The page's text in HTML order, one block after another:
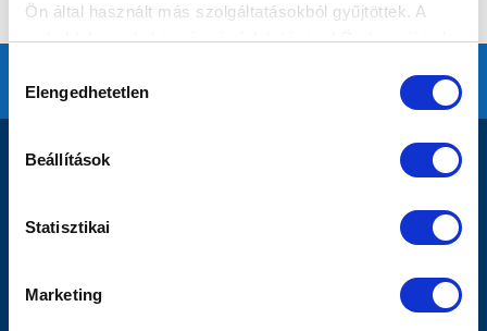
Ön által használt más szolgáltatásokból gyűjtöttek. A
weboldalon való böngészés folytatásával Ön hozzájárul a
kiválasztása
Elengedhetetlen
Beállítások
Statisztikai
Marketing
ALAPÍTVÁNY_SFP_KERELEM_2021-2022
SÁNDOR KÁROLY IFJÚSÁGI SPORT ALAPÍTVÁNY SFP
2021-2022 MLSZ JÓVÁHAGYÓ HATÁROZAT
2020. Évi Beszámoló És Közhasznúsági Melléklet,